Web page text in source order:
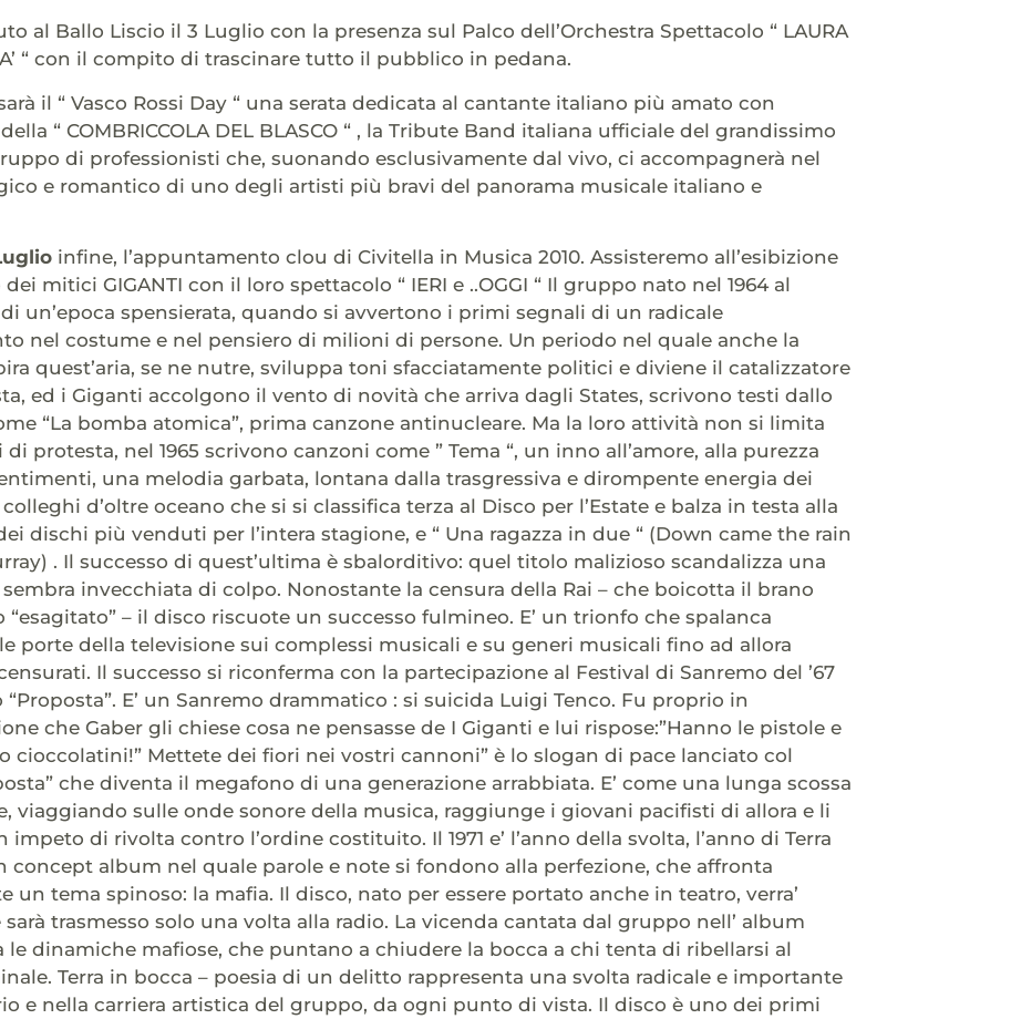
al Ballo Liscio il 3 Luglio con la presenza sul Palco dell’Orchestra Spettacolo “ LAURA
“ con il compito di trascinare tutto il pubblico in pedana.
il “ Vasco Rossi Day “ una serata dedicata al cantante italiano più amato con
“ COMBRICCOLA DEL BLASCO “ , la Tribute Band italiana ufficiale del grandissimo
di professionisti che, suonando esclusivamente dal vivo, ci accompagnerà nel
e romantico di uno degli artisti più bravi del panorama musicale italiano e
infine, l’appuntamento clou di Civitella in Musica 2010. Assisteremo all’esibizione
mitici GIGANTI con il loro spettacolo “ IERI e ..OGGI “ Il gruppo nato nel 1964 al
un’epoca spensierata, quando si avvertono i primi segnali di un radicale
nel costume e nel pensiero di milioni di persone. Un periodo nel quale anche la
quest’aria, se ne nutre, sviluppa toni sfacciatamente politici e diviene il catalizzatore
ed i Giganti accolgono il vento di novità che arriva dagli States, scrivono testi dallo
“La bomba atomica”, prima canzone antinucleare. Ma la loro attività non si limita
di protesta, nel 1965 scrivono canzoni come ” Tema “, un inno all’amore, alla purezza
una melodia garbata, lontana dalla trasgressiva e dirompente energia dei
d’oltre oceano che si si classifica terza al Disco per l’Estate e balza in testa alla
dischi più venduti per l’intera stagione, e “ Una ragazza in due “ (Down came the rain
. Il successo di quest’ultima è sbalorditivo: quel titolo malizioso scandalizza una
invecchiata di colpo. Nonostante la censura della Rai – che boicotta il brano
– il disco riscuote un successo fulmineo. E’ un trionfo che spalanca
porte della televisione sui complessi musicali e su generi musicali fino ad allora
Il successo si riconferma con la partecipazione al Festival di Sanremo del ’67
E’ un Sanremo drammatico : si suicida Luigi Tenco. Fu proprio in
che Gaber gli chiese cosa ne pensasse de I Giganti e lui rispose:”Hanno le pistole e
cioccolatini!” Mettete dei fiori nei vostri cannoni” è lo slogan di pace lanciato col
che diventa il megafono di una generazione arrabbiata. E’ come una lunga scossa
viaggiando sulle onde sonore della musica, raggiunge i giovani pacifisti di allora e li
impeto di rivolta contro l’ordine costituito. Il 1971 e’ l’anno della svolta, l’anno di Terra
concept album nel quale parole e note si fondono alla perfezione, che affronta
un tema spinoso: la mafia. Il disco, nato per essere portato anche in teatro, verra’
sarà trasmesso solo una volta alla radio. La vicenda cantata dal gruppo nell’ album
le dinamiche mafiose, che puntano a chiudere la bocca a chi tenta di ribellarsi al
Terra in bocca – poesia di un delitto rappresenta una svolta radicale e importante
e nella carriera artistica del gruppo, da ogni punto di vista. Il disco è uno dei primi